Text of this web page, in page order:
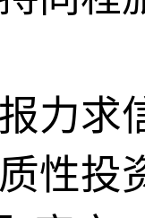
力求
性投